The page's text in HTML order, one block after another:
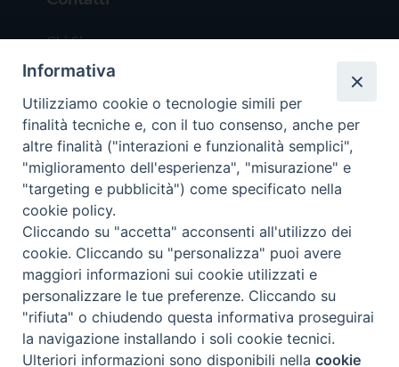
Chi Siamo
Redazione
Scrivici
Copyright © 2019 - Tutti i diritti riservati - Vita
Trentina Editrice
Privacy Policy
Torna
Preferenze Cookie
Informativa
Utilizziamo cookie o tecnologie simili per
finalità tecniche e, con il tuo consenso, anche per
altre finalità ("interazioni e funzionalità semplici",
"miglioramento dell'esperienza", "misurazione" e
"targeting e pubblicità") come specificato nella
cookie policy.
Cliccando su "accetta" acconsenti all'utilizzo dei
cookie. Cliccando su "personalizza" puoi avere
maggiori informazioni sui cookie utilizzati e
personalizzare le tue preferenze. Cliccando su
"rifiuta" o chiudendo questa informativa proseguirai
la navigazione installando i soli cookie tecnici.
Ulteriori informazioni sono disponibili nellacookie